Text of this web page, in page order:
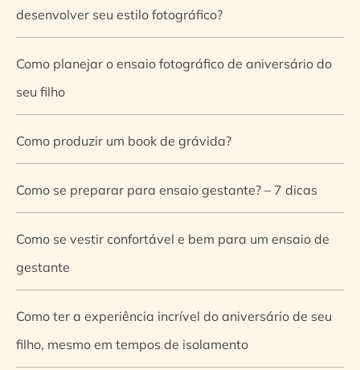
desenvolver seu estilo fotográfico?
Como planejar o ensaio fotográfico de aniversário do
seu filho
Como produzir um book de grávida?
Como se preparar para ensaio gestante? – 7 dicas
Como se vestir confortável e bem para um ensaio de
gestante
Como ter a experiência incrível do aniversário de seu
filho, mesmo em tempos de isolamento